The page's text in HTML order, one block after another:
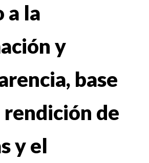
a la
y
base
rendición de
y el